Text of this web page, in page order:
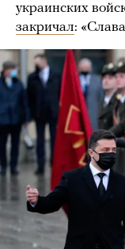
украинских
закричал: